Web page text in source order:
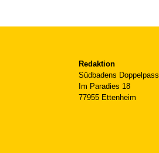
Redaktion
Südbadens Doppelpass
Im Paradies 18
77955 Ettenheim